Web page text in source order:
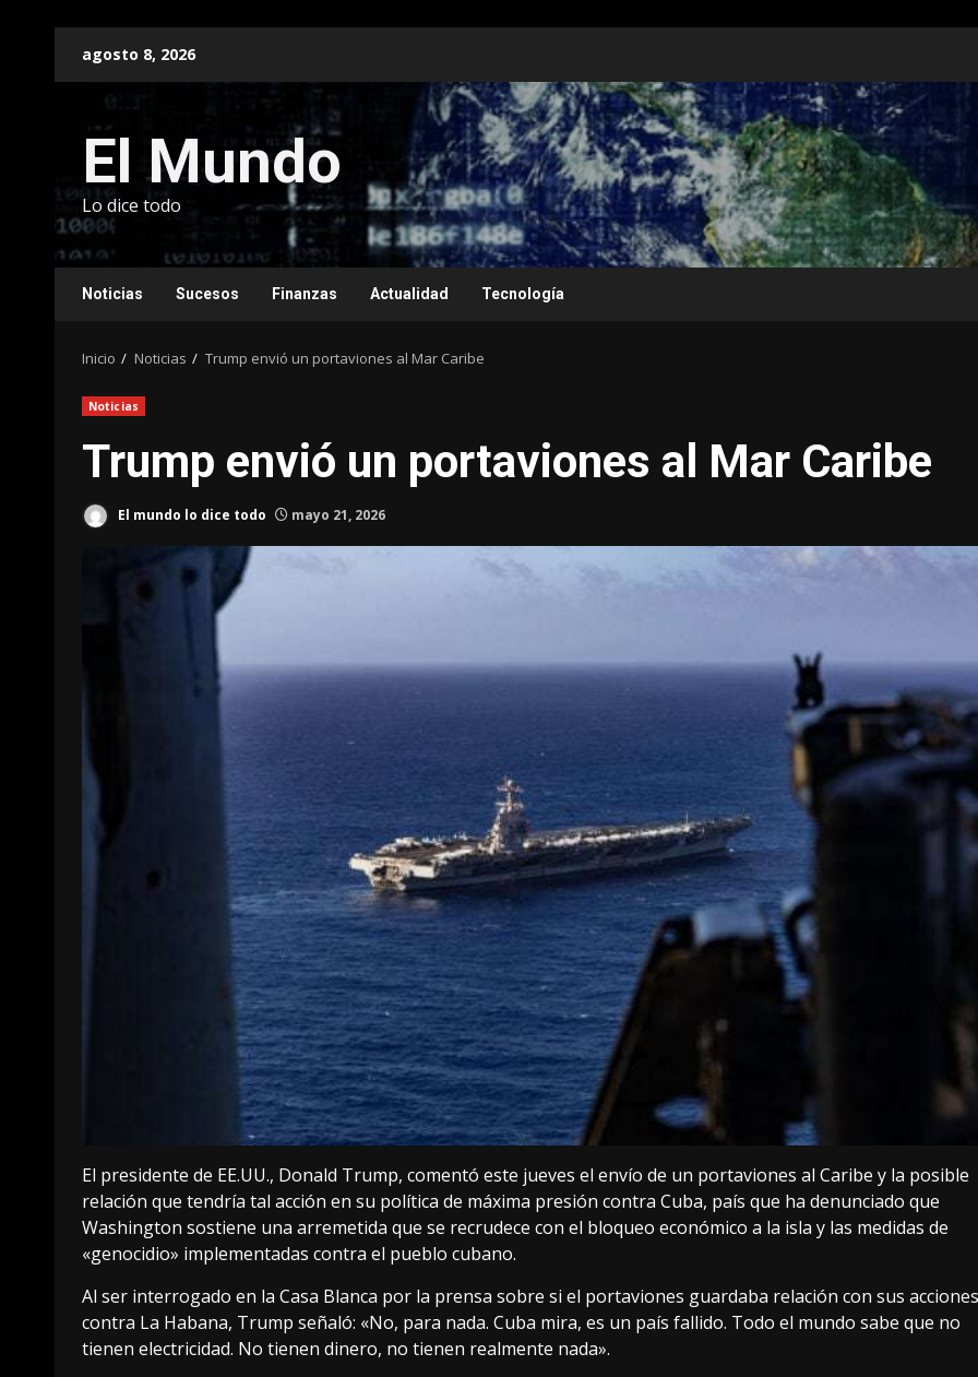
agosto 8, 2026
El Mundo
Lo dice todo
Noticias Sucesos Finanzas Actualidad Tecnología
Inicio Noticias Trump envió un portaviones al Mar Caribe
Noticias
Trump envió un portaviones al Mar Caribe
El mundo lo dice todo mayo 21, 2026
El presidente de EE.UU., Donald Trump, comentó este jueves el envío de un portaviones al Caribe y la posible
relación que tendría tal acción en su política de máxima presión contra Cuba, país que ha denunciado que
Washington sostiene una arremetida que se recrudece con el bloqueo económico a la isla y las medidas de
«genocidio» implementadas contra el pueblo cubano.
Al ser interrogado en la Casa Blanca por la prensa sobre si el portaviones guardaba relación con sus acciones
contra La Habana, Trump señaló: «No, para nada. Cuba mira, es un país fallido. Todo el mundo sabe que no
tienen electricidad. No tienen dinero, no tienen realmente nada».